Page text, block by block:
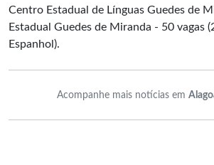
Centro Estadual de Línguas Guedes de
Estadual Guedes de Miranda - 50 vagas
Espanhol).
Acompanhe mais notícias em